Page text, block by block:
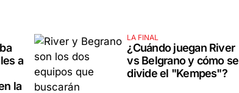
a
la
LA FINAL
¿Cuándo juegan River
vs Belgrano y cómo se
divide el "Kempes"?